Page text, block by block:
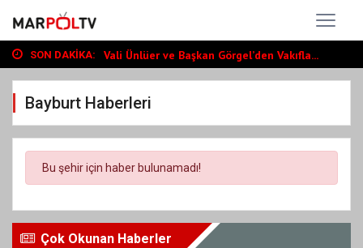
SON DAKIKA:
Vali Ünlüer ve Başkan Görgel’den Vakıfla...
Başkan Toptaş, mahallelerin yaşam kalite...
Vali Ünlüer ve Başkan Görgel’den Vakıfla...
Bayburt Haberleri
Bu şehir için haber bulunamadı!
Çok Okunan Haberler